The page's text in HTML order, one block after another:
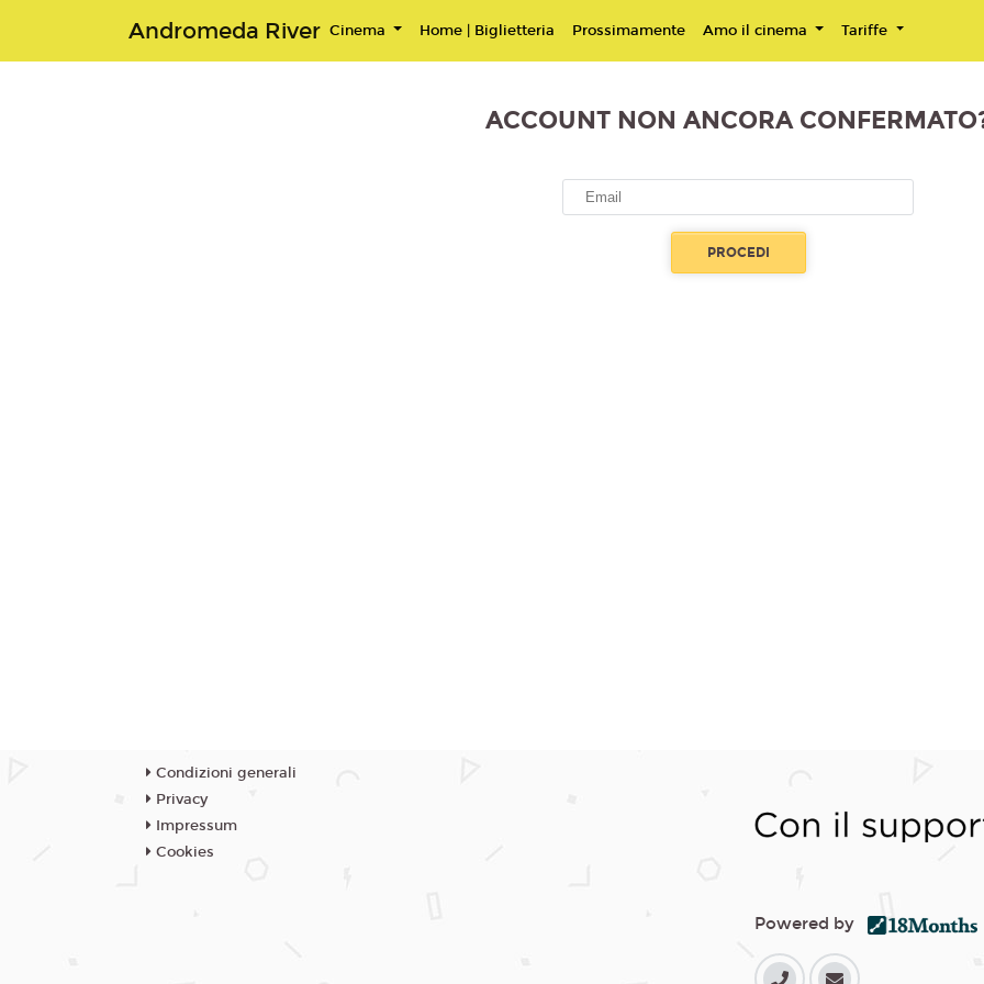
Andromeda River Cinema Home | Biglietteria Prossimamente Amo il cinema Tariffe
ACCOUNT NON ANCORA
Condizioni generali
Privacy
Impressum
Cookies
Powered by